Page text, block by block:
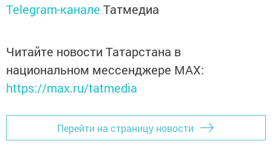
Telegram-канале Татмедиа
Читайте новости Татарстана в
национальном мессенджере MАХ:
https://max.ru/tatmedia
Перейти на страницу новости